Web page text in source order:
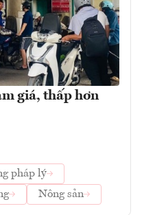
giá, thấp hơn
pháp lý
Nông sản